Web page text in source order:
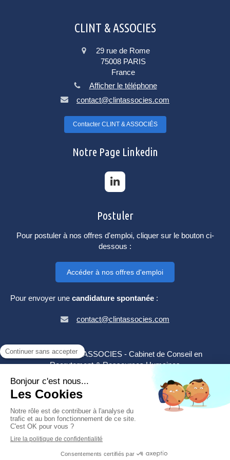
CLINT & ASSOCIES
29 rue de Rome
75008 PARIS
France
Afficher le téléphone
contact@clintassocies.com
Contacter CLINT & ASSOCIÉS
Notre Page Linkedin
Postuler
Pour postuler à nos offres d'emploi, cliquer sur le bouton ci-
dessous :
Accéder à nos offres d'emploi
Pour envoyer une candidature spontanée :
contact@clintassocies.com
©2024 CLINT & ASSOCIES - Cabinet de Conseil en
Recrutement & Ressources Humaines
Mentions légales